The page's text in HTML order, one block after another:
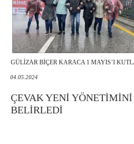
GÜLİZAR BİÇER KARACA 1 MAYIS’I
04.05.2024
ÇEVAK YENİ YÖNETİMİNİ
BELİRLEDİ